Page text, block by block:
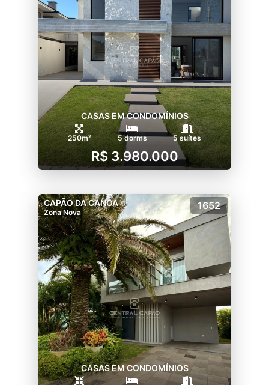
CASAS EM CONDOMÍNIOS
250m² 5 dorms 5 suítes
R$ 3.980.000
CAPÃO DA CANOA
Zona Nova
1652
CASAS EM CONDOMÍNIOS